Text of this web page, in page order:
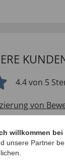
4.4 von 5
von
willkommen bei
unsere Partner